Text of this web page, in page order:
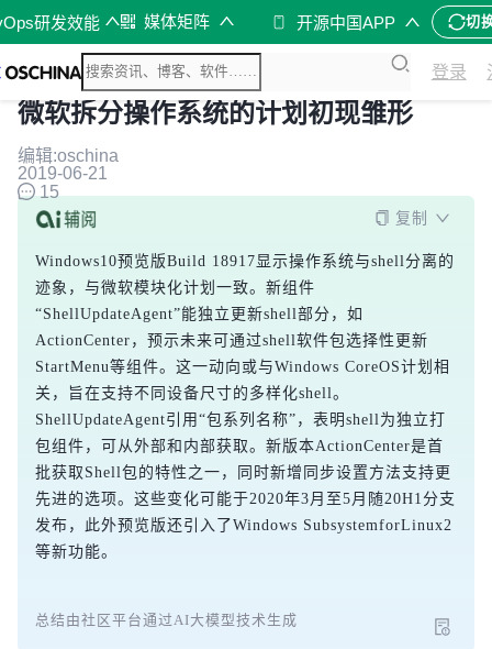
研发效能 媒体矩阵 开源中国APP 切
登录
微软拆分操作系统的计划初现雏形
编辑:oschina
2019-06-21
15
复制
Windows10预览版Build 18917显示操作系统与shell分离的
迹象，与微软模块化计划一致。新组件
“ShellUpdateAgent”能独立更新shell部分，如
ActionCenter，预示未来可通过shell软件包选择性更新
StartMenu等组件。这一动向或与Windows CoreOS计划相
关，旨在支持不同设备尺寸的多样化shell。
ShellUpdateAgent引用“包系列名称”，表明shell为独立打
包组件，可从外部和内部获取。新版本ActionCenter是首
批获取Shell包的特性之一，同时新增同步设置方法支持更
先进的选项。这些变化可能于2020年3月至5月随20H1分支
发布，此外预览版还引入了Windows SubsystemforLinux2
等新功能。
总结由社区平台通过AI大模型技术生成